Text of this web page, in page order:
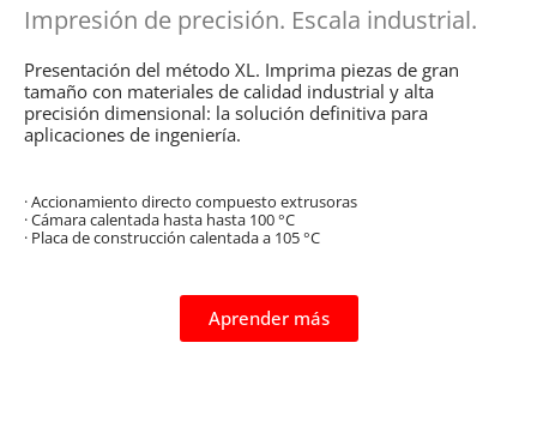
Impresión de precisión. Escala industrial.
Presentación del método XL. Imprima piezas de gran
tamaño con materiales de calidad industrial y alta
precisión dimensional: la solución definitiva para
aplicaciones de ingeniería.
· Accionamiento directo compuesto extrusoras
· Cámara calentada hasta hasta 100 °C
· Placa de construcción calentada a 105 °C
Aprender más